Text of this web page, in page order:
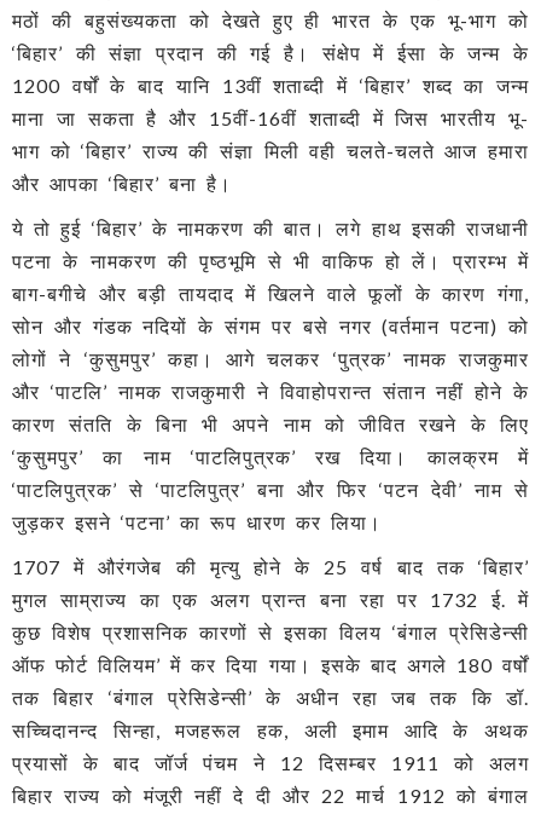
मठों की बहुसंख्यकता को देखते हुए ही भारत के एक भू-भाग को
‘बिहार’ की संज्ञा प्रदान की गई है। संक्षेप में ईसा के जन्म के
1200 वर्षों के बाद यानि 13वीं शताब्दी में ‘बिहार’ शब्द का जन्म
माना जा सकता है और 15वीं-16वीं शताब्दी में जिस भारतीय भू-
भाग को ‘बिहार’ राज्य की संज्ञा मिली वही चलते-चलते आज हमारा
और आपका ‘बिहार’ बना है।
ये तो हुई ‘बिहार’ के नामकरण की बात। लगे हाथ इसकी राजधानी
पटना के नामकरण की पृष्ठभूमि से भी वाकिफ हो लें। प्रारम्भ में
बाग-बगीचे और बड़ी तायदाद में खिलने वाले फूलों के कारण गंगा,
सोन और गंडक नदियों के संगम पर बसे नगर (वर्तमान पटना) को
लोगों ने ‘कुसुमपुर’ कहा। आगे चलकर ‘पुत्रक’ नामक राजकुमार
और ‘पाटलि’ नामक राजकुमारी ने विवाहोपरान्त संतान नहीं होने के
कारण संतति के बिना भी अपने नाम को जीवित रखने के लिए
‘कुसुमपुर’ का नाम ‘पाटलिपुत्रक’ रख दिया। कालक्रम में
‘पाटलिपुत्रक’ से ‘पाटलिपुत्र’ बना और फिर ‘पटन देवी’ नाम से
जुड़कर इसने ‘पटना’ का रूप धारण कर लिया।
1707 में औरंगजेब की मृत्यु होने के 25 वर्ष बाद तक ‘बिहार’
मुगल साम्राज्य का एक अलग प्रान्त बना रहा पर 1732 ई. में
कुछ विशेष प्रशासनिक कारणों से इसका विलय ‘बंगाल प्रेसिडेन्सी
ऑफ फोर्ट विलियम’ में कर दिया गया। इसके बाद अगले 180 वर्षों
तक बिहार ‘बंगाल प्रेसिडेन्सी’ के अधीन रहा जब तक कि डॉ.
सच्चिदानन्द सिन्हा, मजहरूल हक, अली इमाम आदि के अथक
प्रयासों के बाद जॉर्ज पंचम ने 12 दिसम्बर 1911 को अलग
बिहार राज्य को मंजूरी नहीं दे दी और 22 मार्च 1912 को बंगाल